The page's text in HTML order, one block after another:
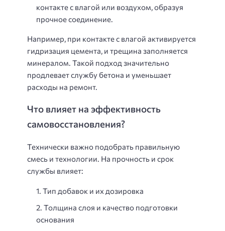
контакте с влагой или воздухом, образуя
прочное соединение.
Например, при контакте с влагой активируется
гидризация цемента, и трещина заполняется
минералом. Такой подход значительно
продлевает службу бетона и уменьшает
расходы на ремонт.
Что влияет на эффективность
самовосстановления?
Технически важно подобрать правильную
смесь и технологии. На прочность и срок
службы влияет:
Тип добавок и их дозировка
Толщина слоя и качество подготовки
основания